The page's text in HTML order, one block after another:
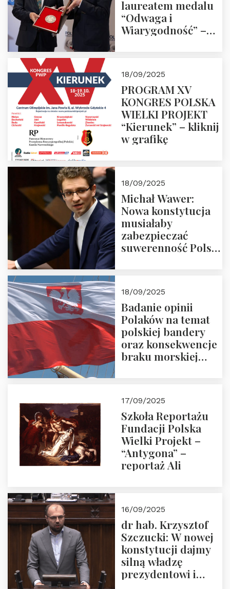
laureatem medalu
“Odwaga i
Wiarygodność” –
18/09/2025
PROGRAM XV
KONGRES POLSKA
WIELKI PROJEKT
“Kierunek” – kliknij
w grafikę
18/09/2025
Michał Wawer:
Nowa konstytucja
musiałaby
zabezpieczać
suwerenność Polski
18/09/2025
Badanie opinii
Polaków na temat
polskiej bandery
oraz konsekwencje
braku morskiej
17/09/2025
Szkoła Reportażu
Fundacji Polska
Wielki Projekt –
“Antygona” –
reportaż Ali
16/09/2025
dr hab. Krzysztof
Szczucki: W nowej
konstytucji dajmy
silną władzę
prezydentowi i